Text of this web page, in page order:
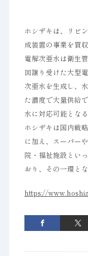
ホシザキは、リビ
成装置の事業を買収
電解次亜水は衛生
回譲り受けた大型
次亜水を生成し、
た濃度で大量供給
水に対応可能となる
ホシザキは国内戦
に加え、スーパー
院・福祉施設とい
おり、その一環とな
https://